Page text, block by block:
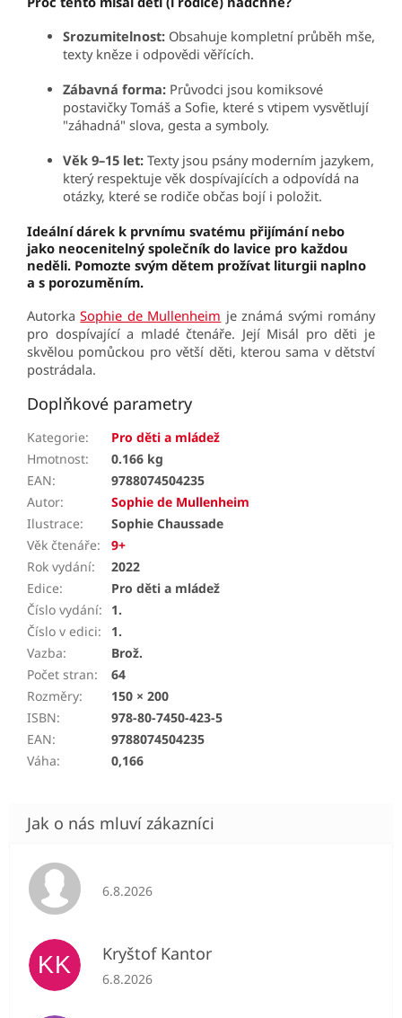
Srozumitelnost: Obsahuje kompletní průběh mše,
texty kněze i odpovědi věřících.
Zábavná forma: Průvodci jsou komiksové
postavičky Tomáš a Sofie, které s vtipem vysvětlují
"záhadná" slova, gesta a symboly.
Věk 9–15 let: Texty jsou psány moderním jazykem,
který respektuje věk dospívajících a odpovídá na
otázky, které se rodiče občas bojí i položit.
Ideální dárek k prvnímu svatému přijímání nebo
jako neocenitelný společník do lavice pro každou
neděli. Pomozte svým dětem prožívat liturgii naplno
a s porozuměním.
AutorkaSophie de Mullenheim je známá svými romány
pro dospívající a mladé čtenáře. Její Misál pro děti je
skvělou pomůckou pro větší děti, kterou sama v dětství
postrádala.
Doplňkové parametry
Kategorie:
Pro děti a mládež
Hmotnost:
0.166 kg
EAN:
9788074504235
Autor:
Sophie de Mullenheim
Ilustrace:
Sophie Chaussade
Věk čtenáře:
9+
Rok vydání:
2022
Edice:
Pro děti a mládež
Číslo vydání:
1.
Číslo v edici:
1.
Vazba:
Brož.
Počet stran:
64
Rozměry:
150 × 200
ISBN:
978-80-7450-423-5
EAN:
9788074504235
Váha: 0,166
Hodnocení obchodu je 5 z 5 hvězdiček.
6.8.2026
KK Kryštof Kantor
Hodnocení obchodu je 5 z 5 hvězdiček.
6.8.2026